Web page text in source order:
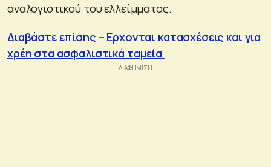
αναλογιστικού του ελλείμματος.
Διαβάστε επίσης – Ερχονται κατασχέσεις και για
χρέη στα ασφαλιστικά ταμεία